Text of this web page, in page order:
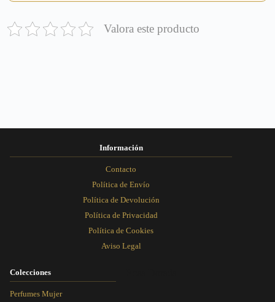
Valora este producto
Información
Contacto
Política de Envío
Política de Devolución
Política de Privacidad
Política de Cookies
Aviso Legal
Colecciones
Perfumes Mujer